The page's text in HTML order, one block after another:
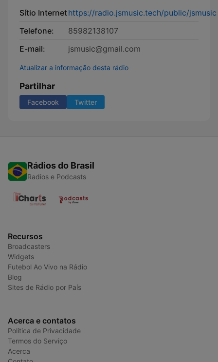
Sítio Internethttps://radio.jsmusic.tech/public/jsmusic
Telefone:
85982138107
E-mail:
jsmusic@gmail.com
Atualizar a informação desta rádio
Partilhar
Facebook Twitter
Rádios do Brasil
Radios e Podcasts
Recursos
Broadcasters
Widgets
Futebol Ao Vivo na Rádio
Blog
Sites de Rádio por País
Acerca e contatos
Política de Privacidade
Termos do Serviço
Acerca